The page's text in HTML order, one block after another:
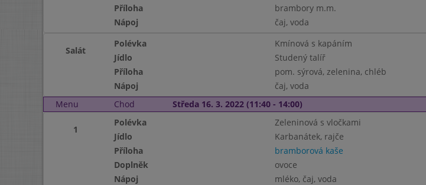
Příloha
brambory m.m.
Nápoj
čaj, voda
Salát
Polévka Kmínová s kapáním
Jídlo
Studený talíř
Příloha
pom. sýrová, zelenina, chléb
Nápoj
čaj, voda
Menu
Chod Středa 16. 3. 2022 (11:40 - 14:00)
1
Polévka Zeleninová s vločkami
Jídlo
Karbanátek, rajče
Příloha
bramborová kaše
Doplněk
ovoce
Nápoj
mléko, čaj, voda